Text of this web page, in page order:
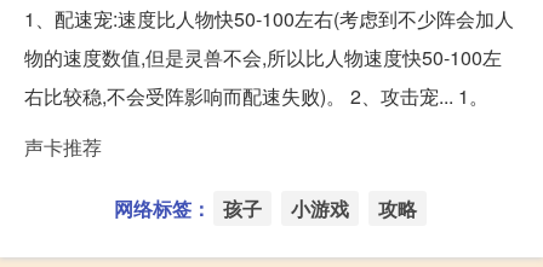
1、配速宠:速度比人物快50-100左右(考虑到不少阵会加人
物的速度数值,但是灵兽不会,所以比人物速度快50-100左
右比较稳,不会受阵影响而配速失败)。 2、攻击宠... 1。
声卡推荐
网络标签： 孩子 小游戏 攻略